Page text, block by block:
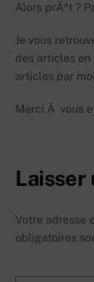
Alors prÃªt ?
Je vous
des articles
articles par
Merci Ã vous
Laisser
Votre adresse
obligatoires